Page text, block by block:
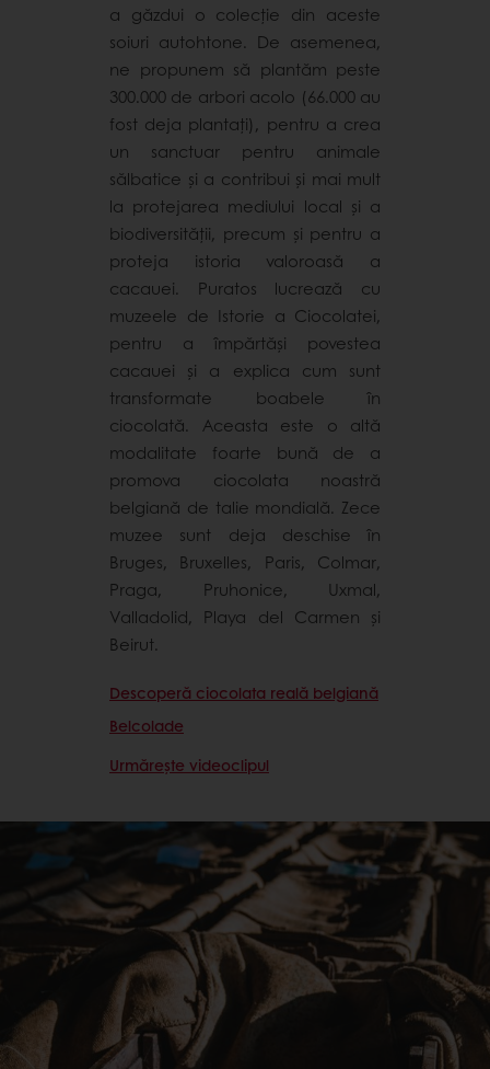
a găzdui o colecție din aceste
soiuri autohtone. De asemenea,
ne propunem să plantăm peste
300.000 de arbori acolo (66.000 au
fost deja plantați), pentru a crea
un sanctuar pentru animale
sălbatice și a contribui și mai mult
la protejarea mediului local și a
biodiversității, precum și pentru a
proteja istoria valoroasă a
cacauei. Puratos lucrează cu
muzeele de Istorie a Ciocolatei,
pentru a împărtăși povestea
cacauei și a explica cum sunt
transformate boabele în
ciocolată. Aceasta este o altă
modalitate foarte bună de a
promova ciocolata noastră
belgiană de talie mondială. Zece
muzee sunt deja deschise în
Bruges, Bruxelles, Paris, Colmar,
Praga, Pruhonice, Uxmal,
Valladolid, Playa del Carmen și
Beirut.
Descoperă ciocolata reală belgiană
Belcolade
Urmărește videoclipul